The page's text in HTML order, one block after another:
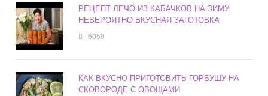
РЕЦЕПТ ЛЕЧО ИЗ КАБАЧКОВ НА ЗИМУ
НЕВЕРОЯТНО ВКУСНАЯ ЗАГОТОВКА
6059
КАК ВКУСНО ПРИГОТОВИТЬ ГОРБУШУ НА
СКОВОРОДЕ С ОВОЩАМИ